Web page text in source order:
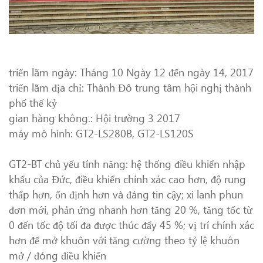
triển lãm ngày: Tháng 10 Ngày 12 đến ngày 14, 2017
triển lãm địa chỉ: Thành Đô trung tâm hội nghị thành
phố thế kỷ
gian hàng không.: Hội trường 3 2017
máy mô hình: GT2-LS280B, GT2-LS120S
GT2-BT chủ yếu tính năng: hệ thống điều khiển nhập
khẩu của Đức, điều khiển chính xác cao hơn, độ rung
thấp hơn, ổn định hơn và đáng tin cậy; xi lanh phun
đơn mới, phản ứng nhanh hơn tăng 20 %, tăng tốc từ
0 đến tốc độ tối đa được thúc đẩy 45 %; vị trí chính xác
hơn để mở khuôn với tăng cường theo tỷ lệ khuôn
mở / đóng điều khiển